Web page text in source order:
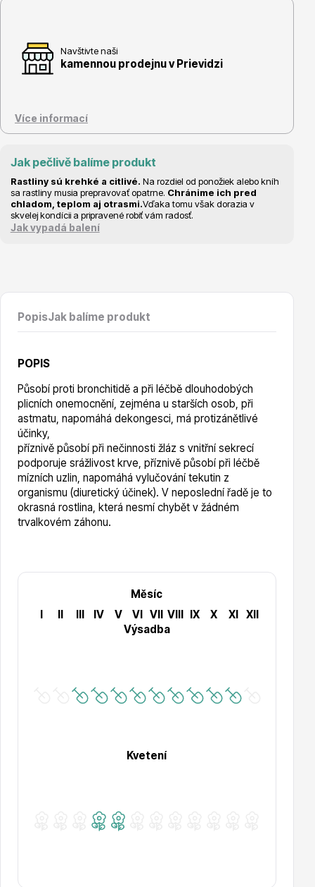
Cibuloviny
Postřiky, přípravky
Hortenzie
Navštivte naši
kamennou prodejnu v Prievidzi
Více informací
Jak pečlivě balíme produkt
Rastliny sú krehké a citlivé. Na rozdiel od ponožiek alebo kníh
sa rastliny musia prepravovať opatrne. Chránime ich pred
chladom, teplom aj otrasmi.Vďaka tomu však dorazia v
skvelej kondícii a pripravené robiť vám radosť.
Jak vypadá balení
PopisJak balíme produkt
POPIS
Působí proti bronchitidě a při léčbě dlouhodobých
plicních onemocnění, zejména u starších osob, při
astmatu, napomáhá dekongesci, má protizánětlivé
účinky,
příznivě působí při nečinnosti žláz s vnitřní sekrecí
podporuje srážlivost krve, příznivě působí při léčbě
mízních uzlin, napomáhá vylučování tekutin z
organismu (diuretický účinek). V neposlední řadě je to
okrasná rostlina, která nesmí chybět v žádném
trvalkovém záhonu.
Měsíc
I
II III IV V VI VII VIII IX X XI
XII
Výsadba
Kvetení